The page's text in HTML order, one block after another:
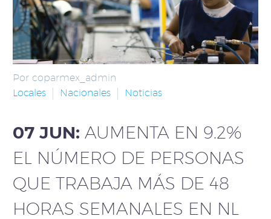
Por coparmex_admin
Locales
Nacionales Noticias
07 JUN: AUMENTA EN 9.2%
EL NÚMERO DE PERSONAS
QUE TRABAJA MÁS DE 48
HORAS SEMANALES EN NL